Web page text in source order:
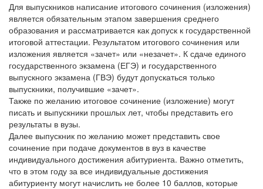
Для выпускников написание итогового сочинения (изложения)
является обязательным этапом завершения среднего
образования и рассматривается как допуск к государственной
итоговой аттестации. Результатом итогового сочинения или
изложения является «зачет» или «незачет». К сдаче единого
государственного экзамена (ЕГЭ) и государственного
выпускного экзамена (ГВЭ) будут допускаться только
выпускники, получившие «зачет».
Также по желанию итоговое сочинение (изложение) могут
писать и выпускники прошлых лет, чтобы представить его
результаты в вузы.
Далее выпускник по желанию может представить свое
сочинение при подаче документов в вуз в качестве
индивидуального достижения абитуриента. Важно отметить,
что в этом году за все индивидуальные достижения
абитуриенту могут начислить не более 10 баллов, которые